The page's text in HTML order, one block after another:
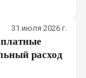
зеркале.
31 июля 2026 г.
расход